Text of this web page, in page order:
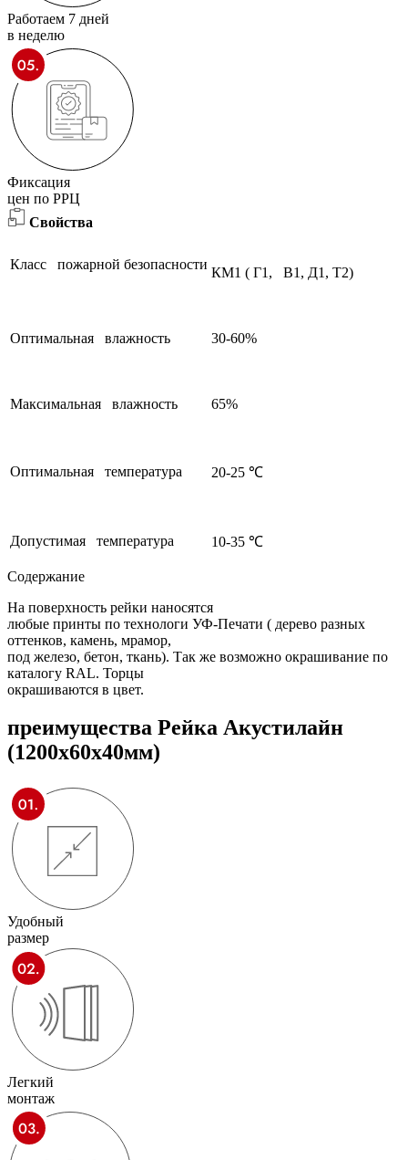
Работаем 7 дней
в неделю
Фиксация
цен по РРЦ
Свойства
Класс пожарной безопасности
КМ1 ( Г1, В1, Д1, Т2)
Оптимальная влажность 30-60%
Максимальная влажность 65%
Оптимальная температура 20-25 ℃
Допустимая температура 10-35 ℃
Содержание
На поверхность рейки наносятся
любые принты по технологи УФ-Печати ( дерево разных
оттенков, камень, мрамор,
под железо, бетон, ткань). Так же возможно окрашивание по
каталогу RAL. Торцы
окрашиваются в цвет.
преимущества Рейка Акустилайн
(1200х60х40мм)
Удобный
размер
Легкий
монтаж